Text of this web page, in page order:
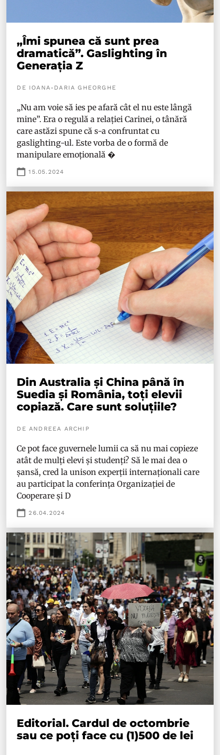
„Îmi spunea că sunt prea
dramatică”. Gaslighting în
Generația Z
DE IOANA-DARIA GHEORGHE
„Nu am voie să ies pe afară cât el nu este lângă
mine”. Era o regulă a relației Carinei, o tânără
care astăzi spune că s-a confruntat cu
gaslighting-ul. Este vorba de o formă de
manipulare emoțională �
15.05.2024
Din Australia și China până în
Suedia și România, toți elevii
copiază. Care sunt soluțiile?
DE ANDREEA ARCHIP
Ce pot face guvernele lumii ca să nu mai copieze
atât de mulți elevi și studenți? Să le mai dea o
șansă, cred la unison experții internaționali care
au participat la conferința Organizației de
Cooperare și D
26.04.2024
Editorial. Cardul de octombrie
sau ce poți face cu (1)500 de lei